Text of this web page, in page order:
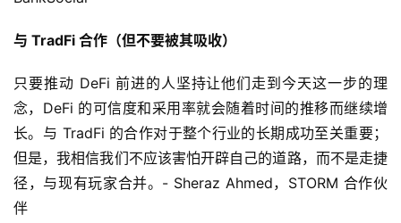
与 TradFi 合作（但不要被其吸收）
只要推动 DeFi 前进的人坚持让他们走到今天这一步的理
念，DeFi 的可信度和采用率就会随着时间的推移而继续增
长。与 TradFi 的合作对于整个行业的长期成功至关重要；
但是，我相信我们不应该害怕开辟自己的道路，而不是走捷
径，与现有玩家合并。- Sheraz Ahmed，STORM 合作伙
伴